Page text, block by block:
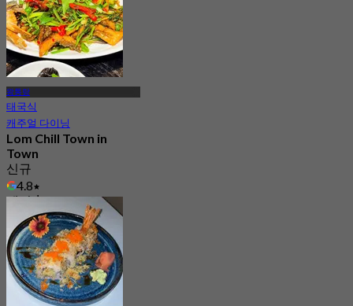
왕통랑
태국식
캐주얼 다이닝
Lom Chill Town in
Town
신규
4.8
에서฿ 416.66